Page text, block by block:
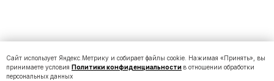
Сайт использует Яндекс.Метрику и собирает файлы cookie. Нажимая «Принять», вы
принимаете условия Политики конфиденциальности в отношении обработки
персональных данных